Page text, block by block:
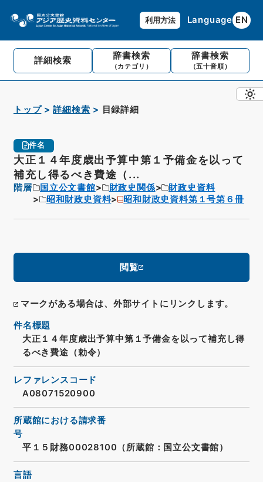
利用方法 Language EN
詳細検索 辞書検索
（カテゴリ）
辞書検索
（五十音順）
トップ 詳細検索 目録詳細
件名
大正１４年度歳出予算中第１予備金を以って
補充し得るべき費途（...
階層 国立公文書館 財政史関係
財政史資料
昭和財政史資料
昭和財政史資料第１号第６冊
閲覧
マークがある場合は、外部サイトにリンクします。
件名標題
大正１４年度歳出予算中第１予備金を以って補充し得
るべき費途（勅令）
レファレンスコード
A08071520900
所蔵館における請求番
号
平１５財務00028100（所蔵館：国立公文書館）
言語